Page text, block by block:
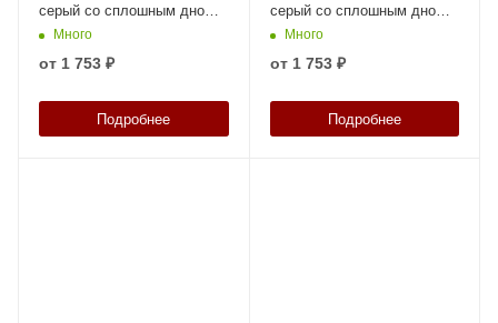
серый со сплошным дном и
закрытыми ручками
Много
от 1 753 ₽
Подробнее
серый со сплошным дном,
открытыми ручками
Много
от 1 753 ₽
Подробнее